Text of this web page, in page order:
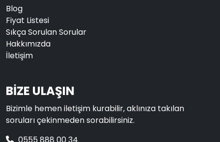
Blog
Fiyat Listesi
Sıkça Sorulan Sorular
Hakkımızda
İletişim
BİZE ULAŞIN
Bizimle hemen iletişim kurabilir, aklınıza takılan
soruları çekinmeden sorabilirsiniz.